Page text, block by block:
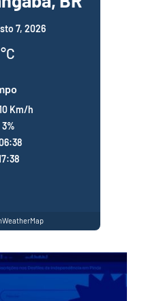
7, 2026
°C
Km/h
3%